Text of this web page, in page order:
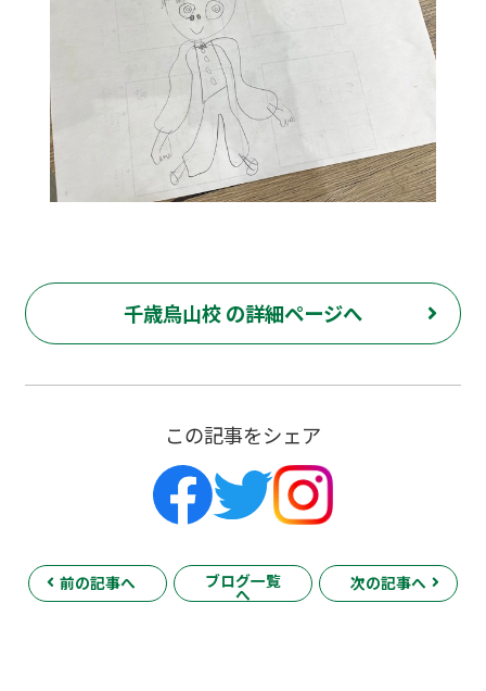
千歳烏山校 の詳細ページへ
この記事をシェア
前の記事へ ブログ一覧
へ
次の記事へ